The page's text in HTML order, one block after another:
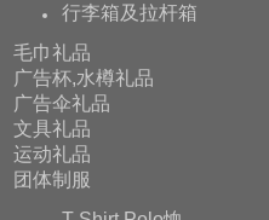
行李箱及拉杆箱
毛巾礼品
广告杯,水樽礼品
广告伞礼品
文具礼品
运动礼品
团体制服